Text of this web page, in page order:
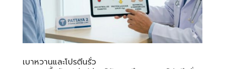
เบาหวานและโปรตีนรั่ว